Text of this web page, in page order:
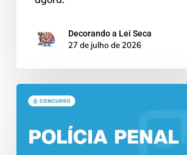
Decorando a Lei Seca
27 de julho de 2026
Concursos
Penal